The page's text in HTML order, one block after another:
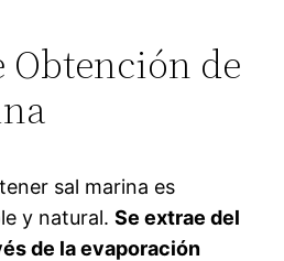
Obtención de
sal marina es
y natural.Se extrae del
de la evaporación